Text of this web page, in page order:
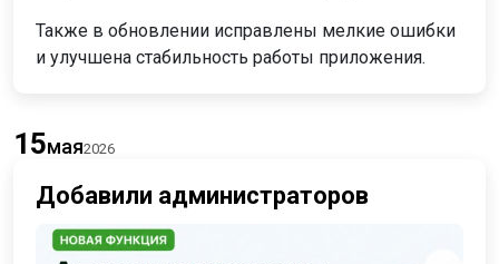
Также в обновлении исправлены мелкие ошибки
и улучшена стабильность работы приложения.
15мая2026
Добавили администраторов